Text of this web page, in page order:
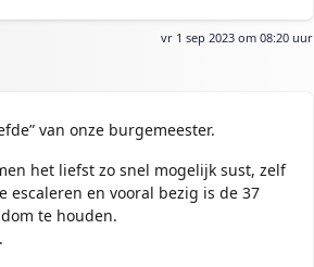
vr 1 sep 2023 om 08:20 uur
van onze burgemeester.
het liefst zo snel mogelijk sust, zelf
en vooral bezig is de 37
te houden.